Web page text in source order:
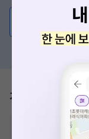
💬 무엇이든 물
혹은, 의료
가격표
비급여 항목의 경우,
한 가격은 해당 의료
요청하신 작
네트워크 또는
세요. 지속적으